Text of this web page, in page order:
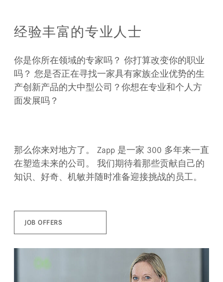
经验丰富的专业人士
你是你所在领域的专家吗？ 你打算改变你的职业
吗？ 您是否正在寻找一家具有家族企业优势的生
产创新产品的大中型公司？你想在专业和个人方
面发展吗？
那么你来对地方了。 Zapp 是一家 300 多年来一直
在塑造未来的公司。 我们期待着那些贡献自己的
知识、好奇、机敏并随时准备迎接挑战的员工。
JOB OFFERS